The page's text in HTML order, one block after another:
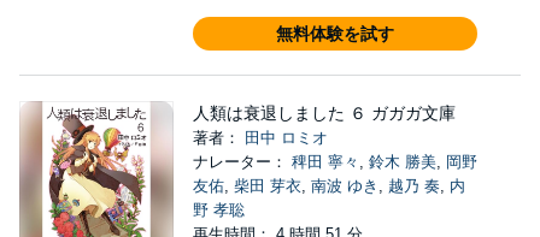
無料体験を試す
人類は衰退しました ６ ガガガ文庫
著者：
田中 ロミオ
ナレーター： 稗田 寧々 , 鈴木 勝美, 岡野
友佑, 柴田 芽衣, 南波 ゆき , 越乃 奏, 内
野 孝聡